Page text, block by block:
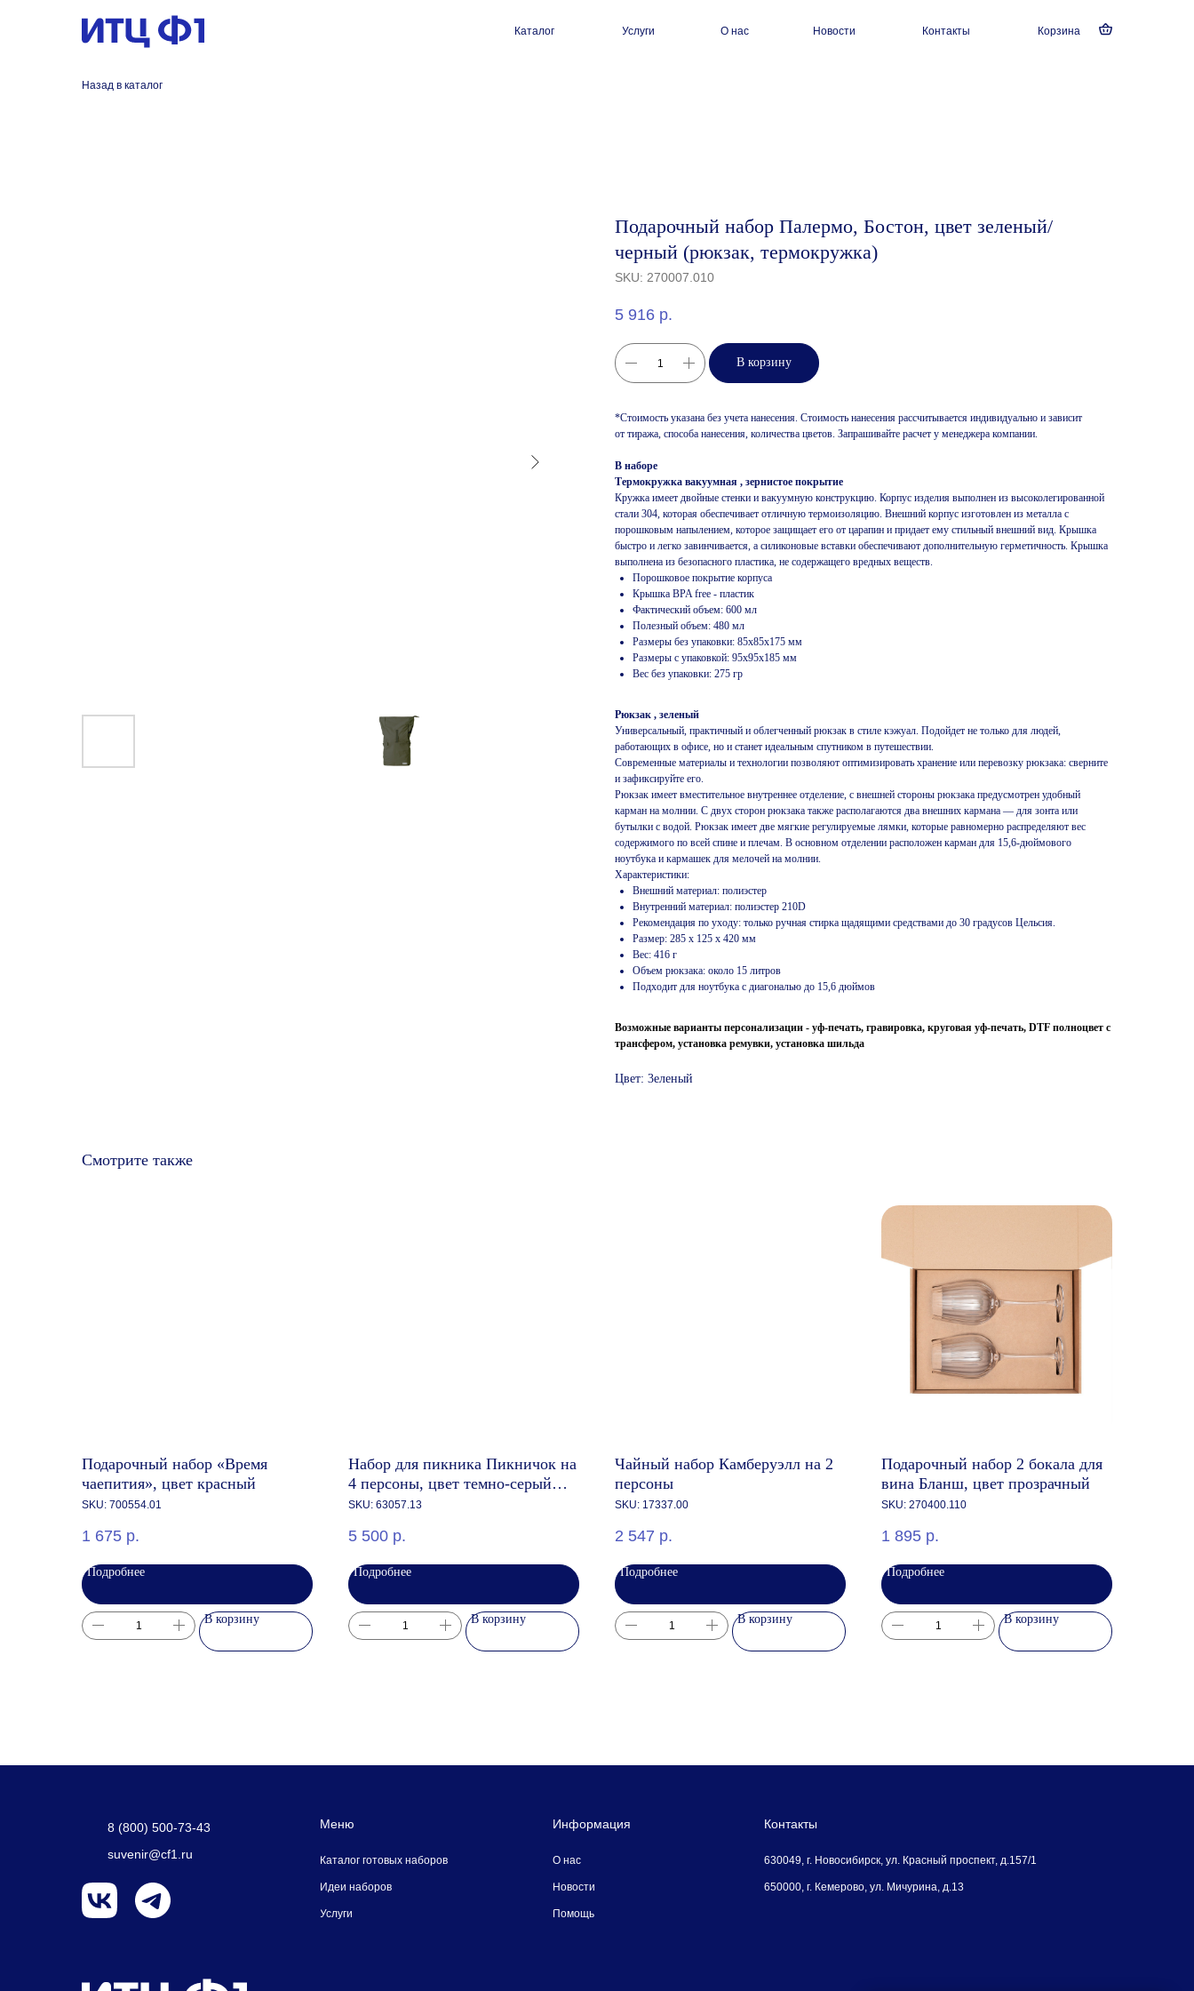
Каталог Услуги О нас Новости Контакты Корзина
Назад в каталог
Подарочный набор Палермо, Бостон, цвет зеленый/
черный (рюкзак, термокружка)
SKU: 270007.010
5 916 р.
В корзину
*Стоимость указана без учета нанесения. Стоимость нанесения рассчитывается индивидуально и зависит
от тиража, способа нанесения, количества цветов. Запрашивайте расчет у менеджера компании.
В наборе
Термокружка вакуумная , зернистое покрытие
Кружка имеет двойные стенки и вакуумную конструкцию. Корпус изделия выполнен из высоколегированной
стали 304, которая обеспечивает отличную термоизоляцию. Внешний корпус изготовлен из металла с
порошковым напылением, которое защищает его от царапин и придает ему стильный внешний вид. Крышка
быстро и легко завинчивается, а силиконовые вставки обеспечивают дополнительную герметичность. Крышка
выполнена из безопасного пластика, не содержащего вредных веществ.
Порошковое покрытие корпуса
Крышка BPA free - пластик
Фактический объем: 600 мл
Полезный объем: 480 мл
Размеры без упаковки: 85х85х175 мм
Размеры с упаковкой: 95х95х185 мм
Вес без упаковки: 275 гр
Рюкзак , зеленый
Универсальный, практичный и облегченный рюкзак в стиле кэжуал. Подойдет не только для людей,
работающих в офисе, но и станет идеальным спутником в путешествии.
Современные материалы и технологии позволяют оптимизировать хранение или перевозку рюкзака: сверните
и зафиксируйте его.
Рюкзак имеет вместительное внутреннее отделение, с внешней стороны рюкзака предусмотрен удобный
карман на молнии. С двух сторон рюкзака также располагаются два внешних кармана — для зонта или
бутылки с водой. Рюкзак имеет две мягкие регулируемые лямки, которые равномерно распределяют вес
содержимого по всей спине и плечам. В основном отделении расположен карман для 15,6-дюймового
ноутбука и кармашек для мелочей на молнии.
Характеристики:
Внешний материал: полиэстер
Внутренний материал: полиэстер 210D
Рекомендация по уходу: только ручная стирка щадящими средствами до 30 градусов Цельсия.
Размер: 285 х 125 х 420 мм
Вес: 416 г
Объем рюкзака: около 15 литров
Подходит для ноутбука с диагональю до 15,6 дюймов
Возможные варианты персонализации - уф-печать, гравировка, круговая уф-печать, DTF полноцвет с
трансфером, установка ремувки, установка шильда
Цвет: 3еленый
Смотрите также
Подарочный набор «Время
чаепития», цвет красный
SKU: 700554.01
1 675 р.
Подробнее
В корзину
Набор для пикника Пикничок на
4 персоны, цвет темно-серый
меланж
SKU: 63057.13
5 500 р.
Подробнее
В корзину
Чайный набор Камберуэлл на 2
персоны
SKU: 17337.00
2 547 р.
Подробнее
В корзину
Подарочный набор 2 бокала для
вина Бланш, цвет прозрачный
SKU: 270400.110
1 895 р.
Подробнее
В корзину
630049, г. Новосибирск, ул. Красный проспект, д.157/1
650000, г. Кемерово, ул. Мичурина, д.13
Меню
Каталог готовых наборов
8 (800) 500-73-43
suvenir@cf1.ru
Идеи наборов
Услуги
Новости
Помощь
О наc
Информация Контакты